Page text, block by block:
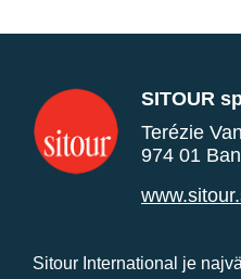
SITOUR
Terézie
974 01
Sitour International je